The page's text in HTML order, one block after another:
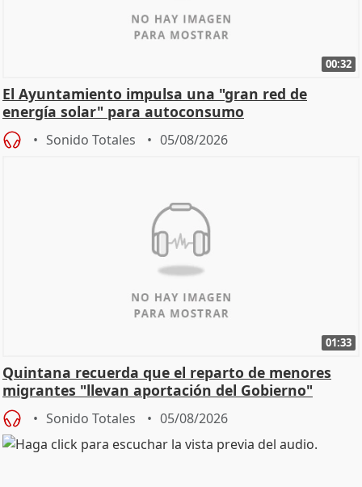
00:32
El Ayuntamiento impulsa una "gran red de
energía solar" para autoconsumo
Sonido Totales 05/08/2026
01:33
Quintana recuerda que el reparto de menores
migrantes "llevan aportación del Gobierno"
central
Sonido Totales 05/08/2026